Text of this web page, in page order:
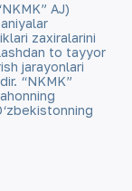
AJ)
zaxiralarini
to tayyor
jarayonlari
“NKMK”